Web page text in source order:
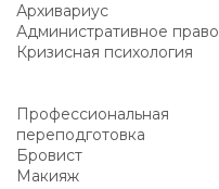
Архивариус
Административное право
Кризисная психология
Профессиональная
переподготовка
Бровист
Макияж